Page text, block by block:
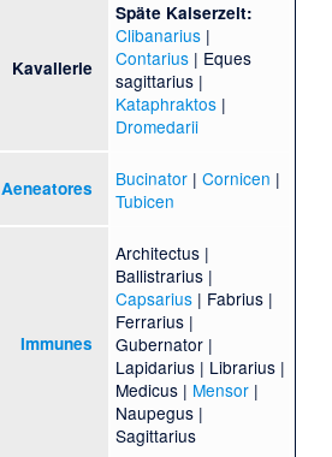
Kavallerie
Späte Kaiserzeit:
Clibanarius|
Contarius| Eques
sagittarius|
Kataphraktos|
Dromedarii
Aeneatores Bucinator| Cornicen |
Tubicen
Immunes
Architectus |
Ballistrarius |
Capsarius| Fabrius |
Ferrarius |
Gubernator |
Lapidarius | Librarius |
Medicus | Mensor|
Naupegus |
Sagittarius